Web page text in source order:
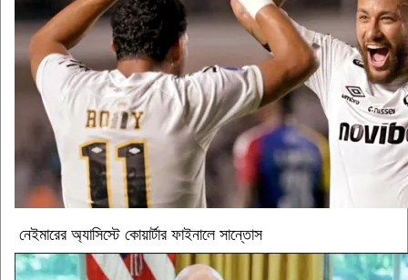
নেইমারের অ্যাসিস্টে কোয়ার্টার ফাইনালে সান্তোস